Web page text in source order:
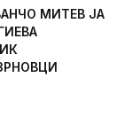
МИТЕВ ЈА